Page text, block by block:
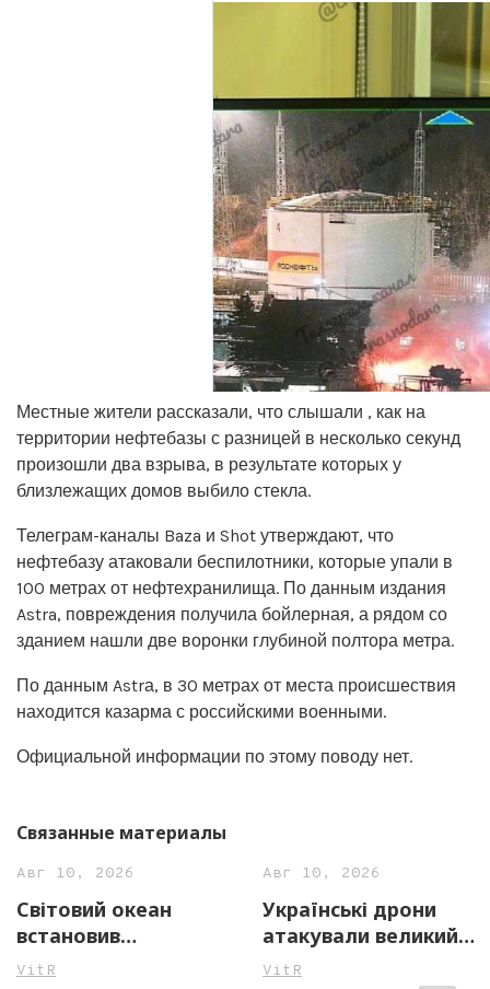
Местные жители рассказали, что слышали , как на
территории нефтебазы с разницей в несколько секунд
произошли два взрыва, в результате которых у
близлежащих домов выбило стекла.
Телеграм-каналы Baza и Shot утверждают, что
нефтебазу атаковали беспилотники, которые упали в
100 метрах от нефтехранилища. По данным издания
Astra, повреждения получила бойлерная, а рядом со
зданием нашли две воронки глубиной полтора метра.
По данным Astrа, в 30 метрах от места происшествия
находится казарма с российскими военными.
Официальной информации по этому поводу нет.
Связанные материалы
Авг 10, 2026
Світовий океан
встановив
температурний
VitR
Авг 10, 2026
Українські дрони
атакували великий
нафтопереробний
VitR